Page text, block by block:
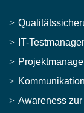
IT-
Awareness